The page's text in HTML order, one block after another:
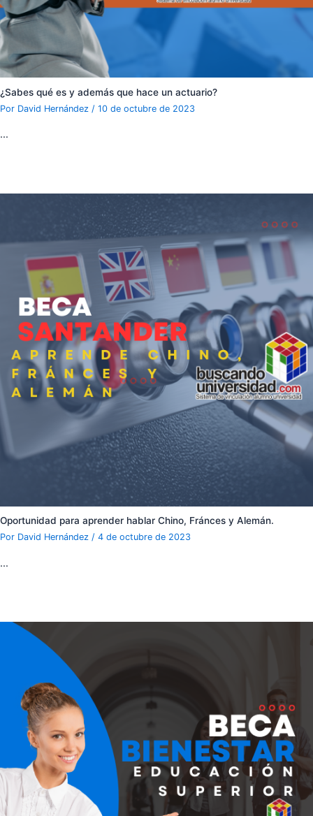
¿Sabes qué es y además que hace un actuario?
Por David Hernández / 10 de octubre de 2023
…
Oportunidad para aprender hablar Chino, Fránces y Alemán.
Por David Hernández / 4 de octubre de 2023
…